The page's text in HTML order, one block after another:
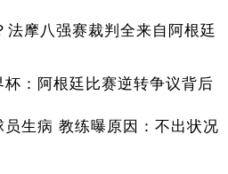
法摩八强赛裁判全来自阿根廷
杯：阿根廷比赛逆转争议背后
员生病 教练曝原因：不出状况